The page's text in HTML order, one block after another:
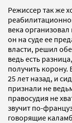
Режиссер так же
века
он на суде ее
власти, решил
ведь есть
получить корону.
25 лет назад, и
признали не
правосудия не
звучит по-
говорящие